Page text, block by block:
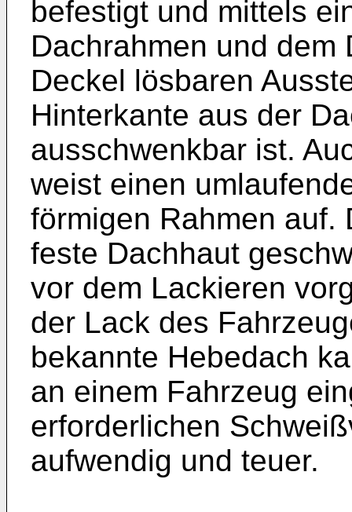
befestigt und mittels
Dachrahmen und dem
Deckel lösbaren
Hinterkante aus der
ausschwenkbar ist.
weist einen
förmigen Rahmen auf.
feste Dachhaut
vor dem Lackieren
der Lack des
bekannte Hebedach
an einem Fahrzeug
erforderlichen
aufwendig und teuer.